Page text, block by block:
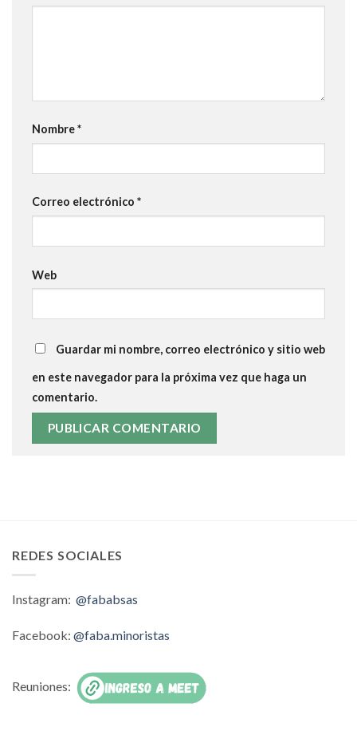
Nombre*
Correo electrónico *
Web
Guardar mi nombre, correo electrónico y sitio web
en este navegador para la próxima vez que haga un
comentario.
REDES SOCIALES
Instagram: @fababsas
Facebook: @faba.minoristas
Reuniones: